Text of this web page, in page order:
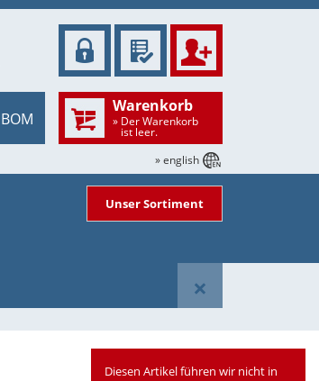
Unser Sortiment
×
Diesen Artikel führen wir nicht in
Warenkorb
» Der Warenkorb
ist leer.
BOM
» english